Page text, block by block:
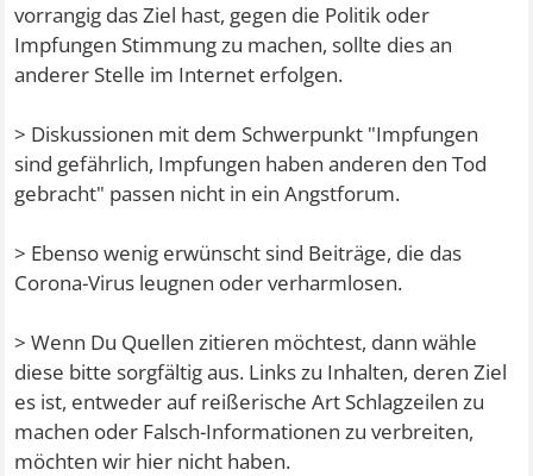
vorrangig das Ziel hast, gegen die Politik oder
Impfungen Stimmung zu machen, sollte dies an
anderer Stelle im Internet erfolgen.
> Diskussionen mit dem Schwerpunkt "Impfungen
sind gefährlich, Impfungen haben anderen den Tod
gebracht" passen nicht in ein Angstforum.
> Ebenso wenig erwünscht sind Beiträge, die das
Corona-Virus leugnen oder verharmlosen.
> Wenn Du Quellen zitieren möchtest, dann wähle
diese bitte sorgfältig aus. Links zu Inhalten, deren Ziel
es ist, entweder auf reißerische Art Schlagzeilen zu
machen oder Falsch-Informationen zu verbreiten,
möchten wir hier nicht haben.